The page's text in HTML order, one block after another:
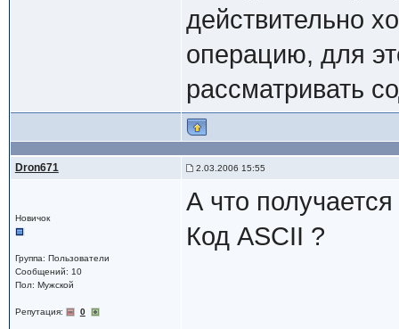
действительно
операцию, для
рассматривать
Dron671 2.03.2006 15:55
Новичок
Группа: Пользователи
Сообщений: 10
Пол: Мужской
Репутация: 0
А что
Код ASCII ?